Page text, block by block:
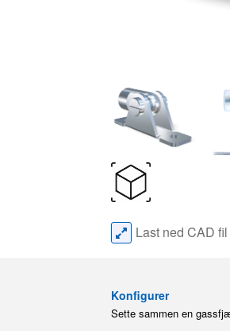
Last ned CAD fil
Konfigurer
Sette sammen en